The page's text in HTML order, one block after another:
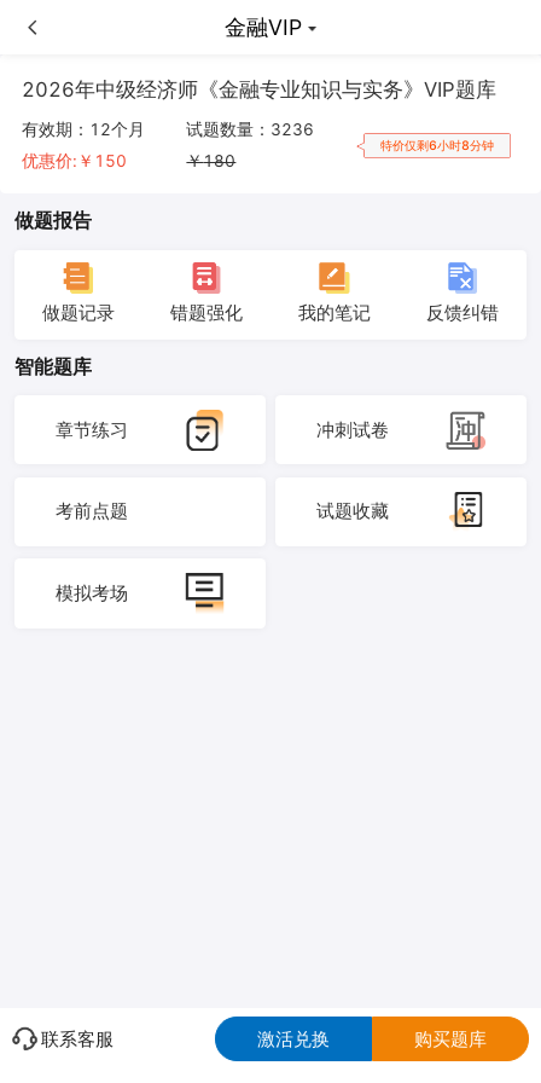
金融VIP
金融VIP
2026年中级经济师《金融专业知识与实务》VIP题库
有效期： 12个月
优惠价:￥ 150
试题数量： 3236
￥180
特价仅剩6小时8分钟
做题报告
做题记录 错题强化 我的笔记 反馈纠错
智能题库
章节练习 冲刺试卷
考前点题 试题收藏
模拟考场
联系客服 激活兑换 购买题库